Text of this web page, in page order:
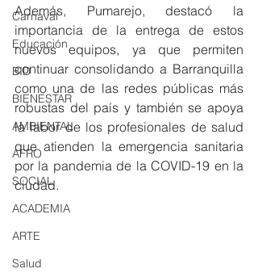
Carnaval
Educación
BID
BIENESTAR
AMBIENTAL
AFRO
SOCIAL
ACADEMIA
ARTE
Salud
Además, Pumarejo, destacó la
importancia de la entrega de estos
nuevos equipos, ya que permiten
continuar consolidando a Barranquilla
como una de las redes públicas más
robustas del país y también se apoya
la labor de los profesionales de salud
que atienden la emergencia sanitaria
por la pandemia de la COVID-19 en la
ciudad.